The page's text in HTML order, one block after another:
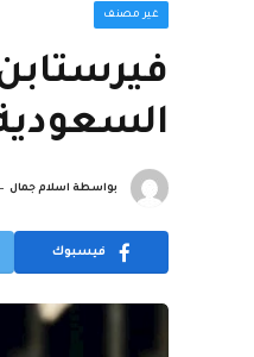
غير مصنف
السعودية
بواسطة اسلام جمال
فيسبوك